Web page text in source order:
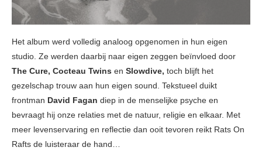
Het album werd volledig analoog opgenomen in hun eigen
studio. Ze werden daarbij naar eigen zeggen beïnvloed door
The Cure, Cocteau Twins en Slowdive, toch blijft het
gezelschap trouw aan hun eigen sound. Tekstueel duikt
frontman David Fagan diep in de menselijke psyche en
bevraagt hij onze relaties met de natuur, religie en elkaar. Met
meer levenservaring en reflectie dan ooit tevoren reikt Rats On
Rafts de luisteraar de hand…